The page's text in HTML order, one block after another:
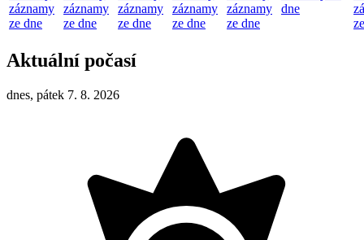
záznamy
ze dne
záznamy
ze dne
záznamy
ze dne
záznamy
ze dne
záznamy
ze dne
dne
Aktuální počasí
dnes, pátek 7. 8. 2026